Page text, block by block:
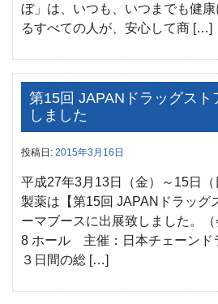
ぼ」は、いつも、いつまでも健康
るすべての人が、安心して商 […]
第15回 JAPANドラッグスト
しました
投稿日: 2015年3月16日
平成27年3月13日（金）～15日
製薬は【第15回 JAPANドラッグ
ーマブースに出展致しました。
8 ホール 主催：日本チェーン
３日間の総 […]